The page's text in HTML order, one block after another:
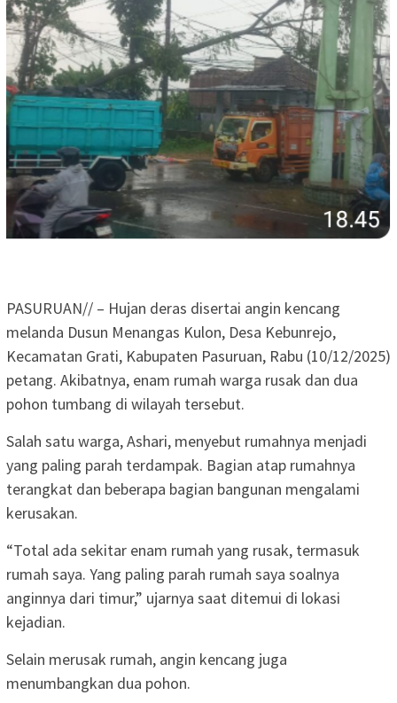
PASURUAN// – Hujan deras disertai angin kencang
melanda Dusun Menangas Kulon, Desa Kebunrejo,
Kecamatan Grati, Kabupaten Pasuruan, Rabu (10/12/2025)
petang. Akibatnya, enam rumah warga rusak dan dua
pohon tumbang di wilayah tersebut.
Salah satu warga, Ashari, menyebut rumahnya menjadi
yang paling parah terdampak. Bagian atap rumahnya
terangkat dan beberapa bagian bangunan mengalami
kerusakan.
“Total ada sekitar enam rumah yang rusak, termasuk
rumah saya. Yang paling parah rumah saya soalnya
anginnya dari timur,” ujarnya saat ditemui di lokasi
kejadian.
Selain merusak rumah, angin kencang juga
menumbangkan dua pohon.